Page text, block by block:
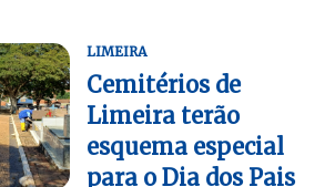
LIMEIRA
Cemitérios de
Limeira terão
esquema especial
para o Dia dos Pais